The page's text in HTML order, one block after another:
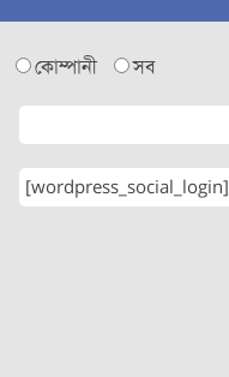
কোম্পানী সব
[wordpress_social_login]